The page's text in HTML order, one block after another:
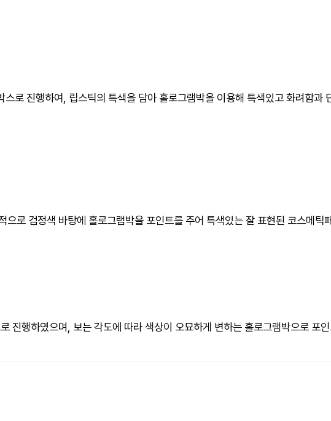
로 진행하여, 립스틱의 특색을 담아 홀로그램박을 이용해 특색있고 화려함과
로 검정색 바탕에 홀로그램박을 포인트를 주어 특색있는 잘 표현된 코스메틱
진행하였으며, 보는 각도에 따라 색상이 오묘하게 변하는 홀로그램박으로 포